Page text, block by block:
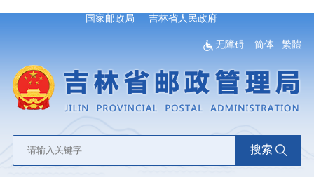
国家邮政局 吉林省人民政府
无障碍 简体 |繁體
搜索